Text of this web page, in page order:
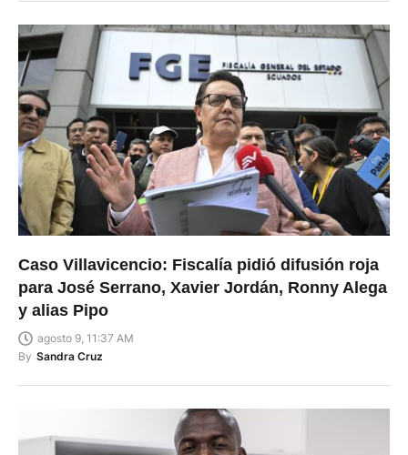
Caso Villavicencio: Fiscalía pidió difusión roja
para José Serrano, Xavier Jordán, Ronny Alega
y alias Pipo
agosto 9, 11:37 AM
By Sandra Cruz